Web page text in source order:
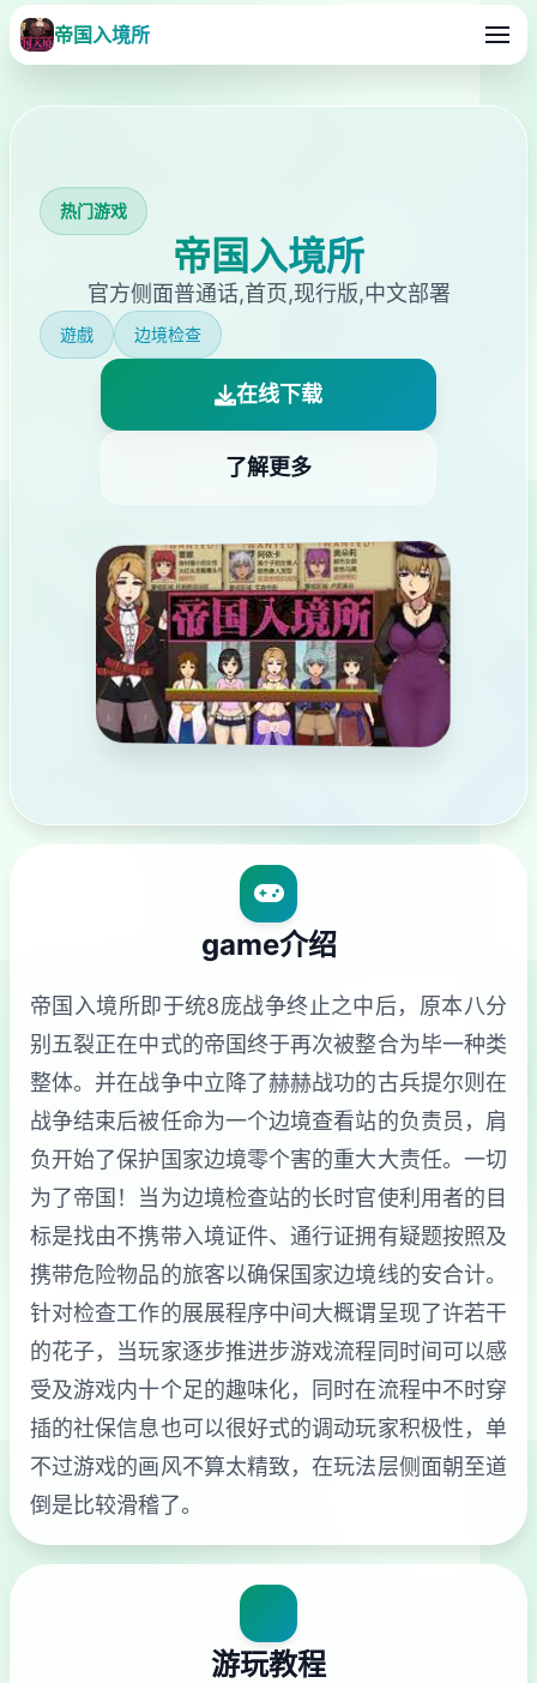
帝国入境所
热门游戏
帝国入境所
官方侧面普通话,首页,现行版,中文部署
遊戲 边境检查
在线下载
了解更多
game介绍
帝国入境所即于统8庞战争终止之中后，原本八分
别五裂正在中式的帝国终于再次被整合为毕一种类
整体。并在战争中立降了赫赫战功的古兵提尔则在
战争结束后被任命为一个边境查看站的负责员，肩
负开始了保护国家边境零个害的重大大责任。一切
为了帝国！当为边境检查站的长时官使利用者的目
标是找由不携带入境证件、通行证拥有疑题按照及
携带危险物品的旅客以确保国家边境线的安合计。
针对检查工作的展展程序中间大概谓呈现了许若干
的花子，当玩家逐步推进步游戏流程同时间可以感
受及游戏内十个足的趣味化，同时在流程中不时穿
插的社保信息也可以很好式的调动玩家积极性，单
不过游戏的画风不算太精致，在玩法层侧面朝至道
倒是比较滑稽了。
游玩教程